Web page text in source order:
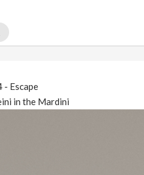
- Escape
in the Mardini